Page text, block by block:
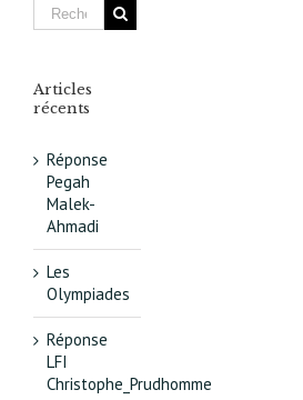
Articles
récents
Réponse
Pegah
Malek-
Ahmadi
Les
Olympiades
Réponse
LFI
Christophe_Prudhomme